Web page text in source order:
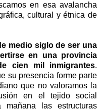
en esa avalancha
cultural y étnica de
medio siglo de ser una
en una provincia
cien mil inmigrantes.
su presencia forme parte
que no valoramos la
en el tejido social
las estructuras